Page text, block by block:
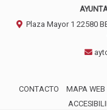
Plaza Mayor 1 22580
CONTACTO MAPA WEB